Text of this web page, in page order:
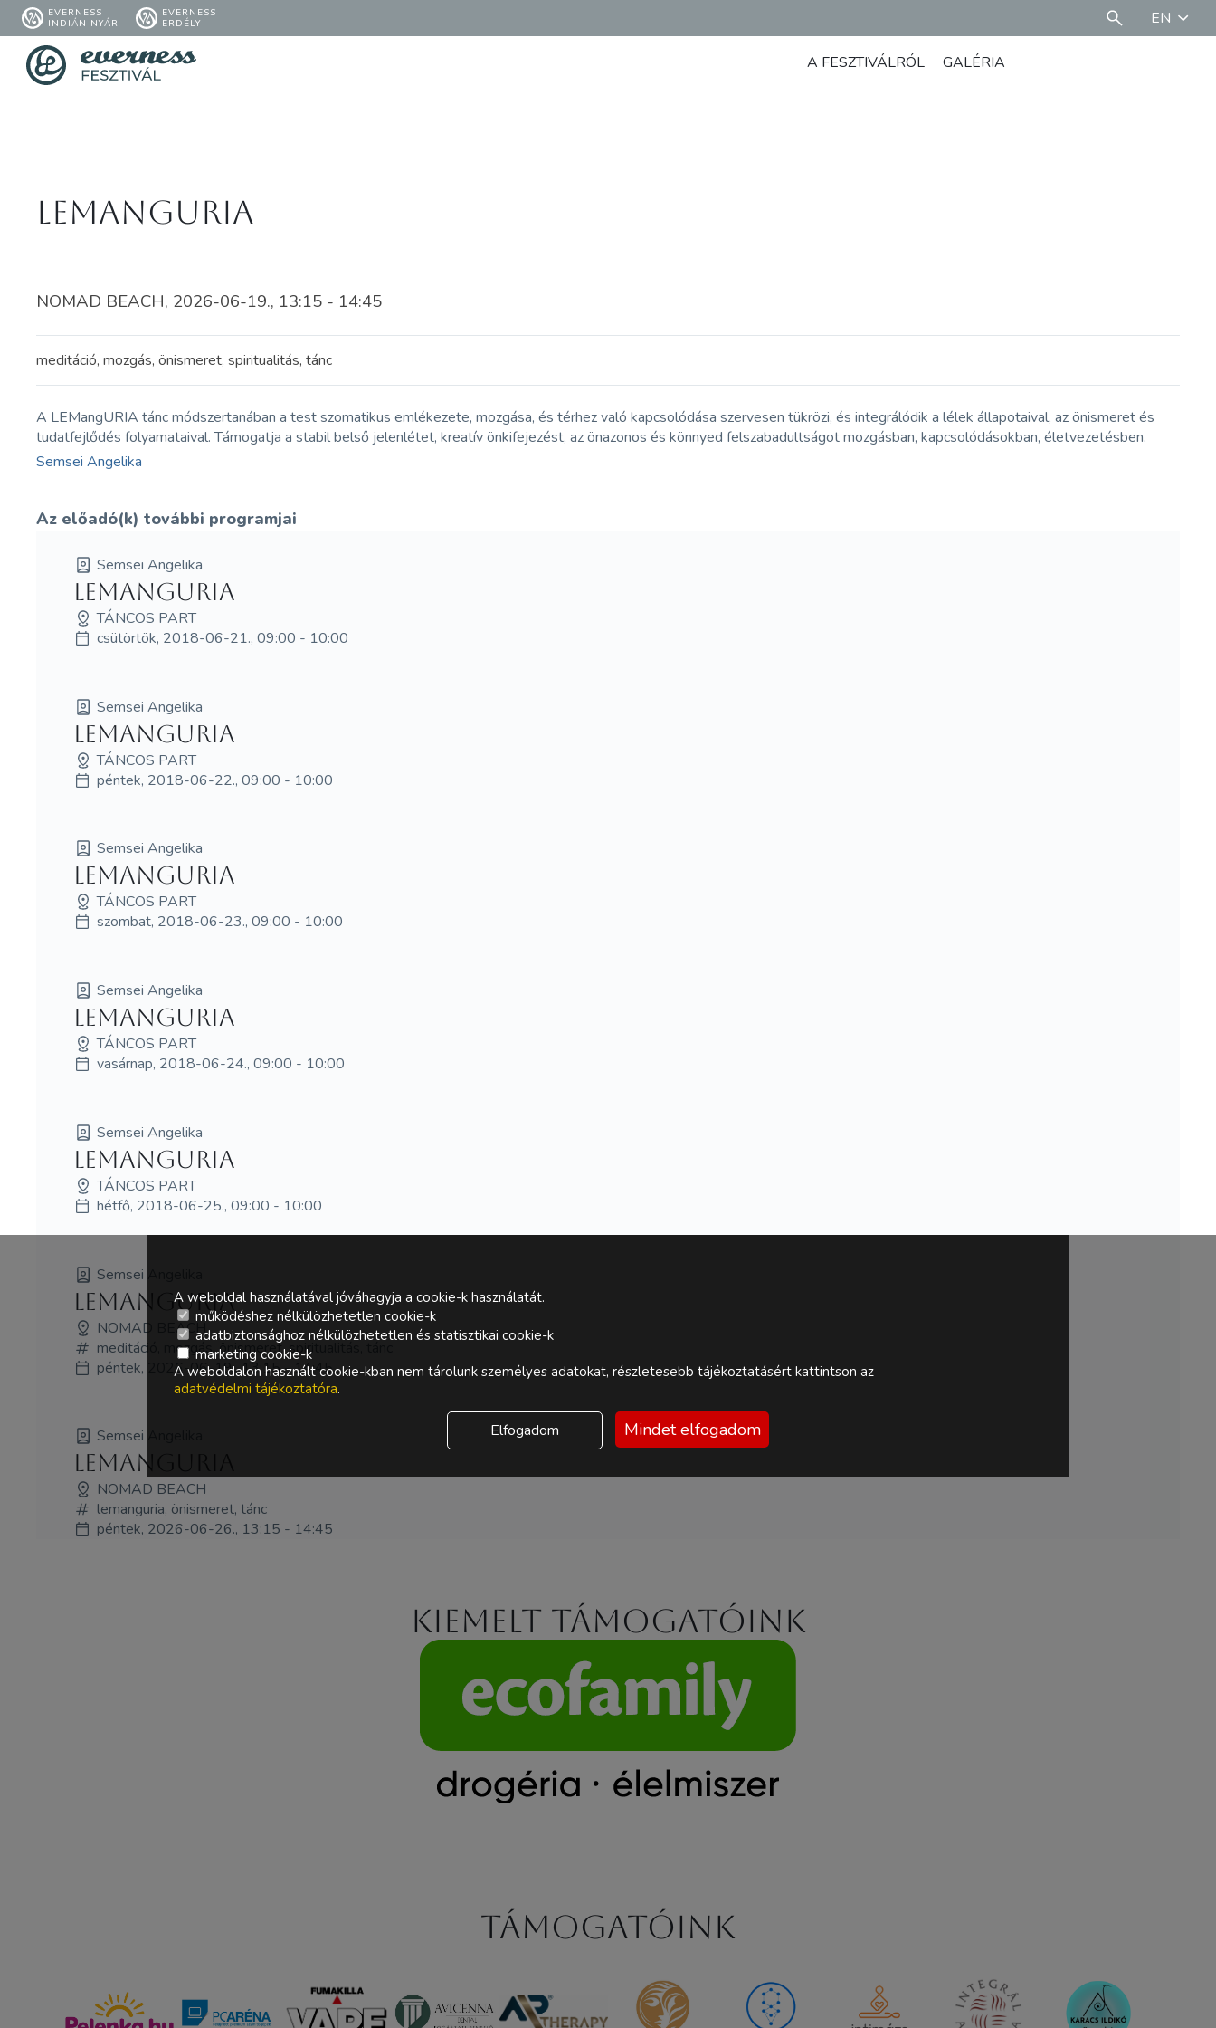
EVERNESS
INDIÁN NYÁR
EVERNESS
ERDÉLY
EN
A FESZTIVÁLRÓL GALÉRIA
LEMangURIA
NOMAD BEACH, 2026-06-19., 13:15 - 14:45
meditáció, mozgás, önismeret, spiritualitás, tánc
A LEMangURIA tánc módszertanában a test szomatikus emlékezete, mozgása, és térhez való kapcsolódása szervesen tükrözi, és integrálódik a lélek állapotaival, az önismeret és
tudatfejlődés folyamataival. Támogatja a stabil belső jelenlétet, kreatív önkifejezést, az önazonos és könnyed felszabadultságot mozgásban, kapcsolódásokban, életvezetésben.
Semsei Angelika
Az előadó(k) további programjai
Semsei Angelika
LEMangURIA
TÁNCOS PART
csütörtök, 2018-06-21., 09:00 - 10:00
Semsei Angelika
LEMangURIA
TÁNCOS PART
péntek, 2018-06-22., 09:00 - 10:00
Semsei Angelika
LEMangURIA
TÁNCOS PART
szombat, 2018-06-23., 09:00 - 10:00
Semsei Angelika
LEMangURIA
TÁNCOS PART
vasárnap, 2018-06-24., 09:00 - 10:00
Semsei Angelika
LEMangURIA
TÁNCOS PART
hétfő, 2018-06-25., 09:00 - 10:00
Semsei Angelika
LEMangURIA
NOMAD BEACH
meditáció, mozgás, önismeret, spiritualitás, tánc
péntek, 2026-06-19., 13:15 - 14:45
Semsei Angelika
LEMangURIA
NOMAD BEACH
lemanguria, önismeret, tánc
péntek, 2026-06-26., 13:15 - 14:45
Kiemelt támogatóink
Támogatóink
A weboldal használatával jóváhagyja a cookie-k használatát.
működéshez nélkülözhetetlen cookie-k
adatbiztonsághoz nélkülözhetetlen és statisztikai cookie-k
marketing cookie-k
A weboldalon használt cookie-kban nem tárolunk személyes adatokat, részletesebb tájékoztatásért kattintson az
adatvédelmi tájékoztatóra.
Elfogadom Mindet elfogadom